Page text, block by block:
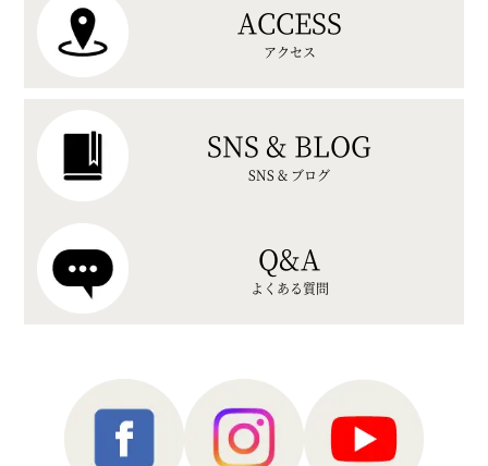
ACCESS
アクセス
SNS & BLOG
SNS & ブログ
Q&A
よくある質問